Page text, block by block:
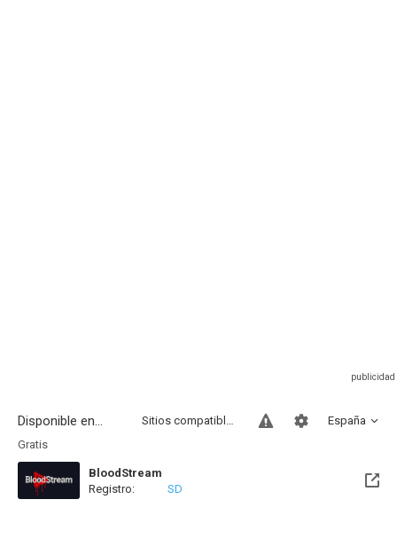
Disponible en... España
Sitios compatibles
Gratis
BloodStream
Registro:
SD